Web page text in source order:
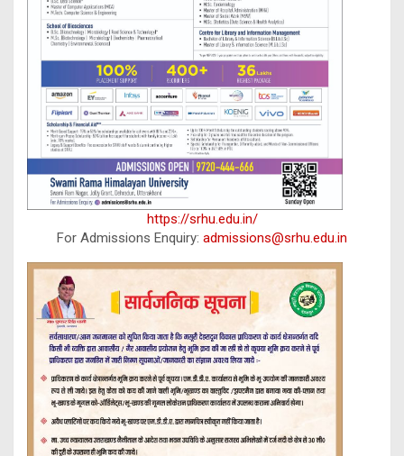
https://srhu.edu.in/
For Admissions Enquiry: admissions@srhu.edu.in